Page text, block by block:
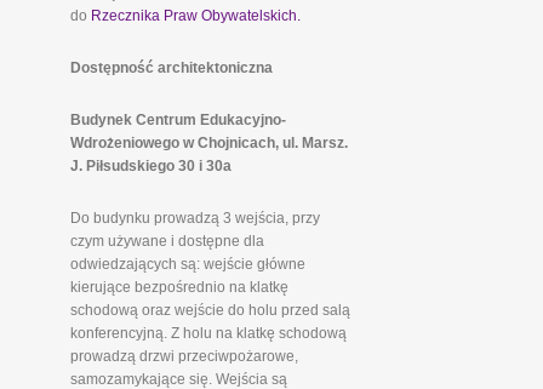
do Rzecznika Praw Obywatelskich.
Dostępność architektoniczna
Budynek Centrum Edukacyjno-
Wdrożeniowego w Chojnicach, ul. Marsz.
J. Piłsudskiego 30 i 30a
Do budynku prowadzą 3 wejścia, przy
czym używane i dostępne dla
odwiedzających są: wejście główne
kierujące bezpośrednio na klatkę
schodową oraz wejście do holu przed salą
konferencyjną. Z holu na klatkę schodową
prowadzą drzwi przeciwpożarowe,
samozamykające się. Wejścia są